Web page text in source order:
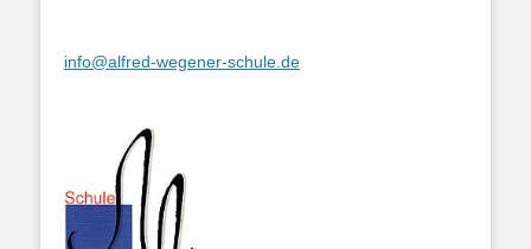
info@alfred-wegener-schule.de